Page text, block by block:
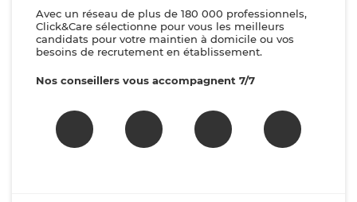
Avec un réseau de plus de 180 000 professionnels,
Click&Care sélectionne pour vous les meilleurs
candidats pour votre maintien à domicile ou vos
besoins de recrutement en établissement.
Nos conseillers vous accompagnent 7/7